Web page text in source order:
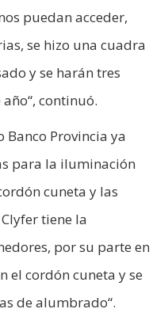
puedan acceder,
se hizo una cuadra
y se harán tres
continuó.
Provincia ya
para la iluminación
cuneta y las
tiene la
por su parte en
el cordón cuneta y se
de alumbrado“.